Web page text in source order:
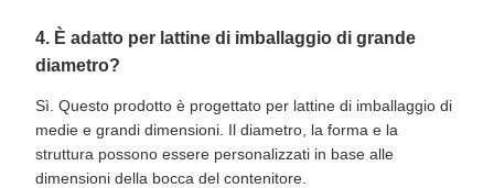
4. È adatto per lattine di imballaggio di grande
diametro?
Sì. Questo prodotto è progettato per lattine di imballaggio di
medie e grandi dimensioni. Il diametro, la forma e la
struttura possono essere personalizzati in base alle
dimensioni della bocca del contenitore.